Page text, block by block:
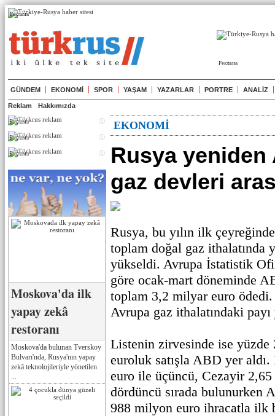
Реклама
Реклама
GÜNDEM EKONOMİ SPOR YAŞAM YAZARLAR PORTRE ANALİZ
Reklam Hakkımızda
Реклама
Реклама
Реклама
Moskova'da ilk
yapay zekâ
restoranı
Moskova'da bulunan Tverskoy
Bulvarı'nda, Rusya'nın yapay
zekâ teknolojileriyle yönetilen
EKONOMİ
Rusya yeniden
gaz devleri
Rusya, bu yılın ilk
toplam doğal gaz ithalatında
yükseldi. Avrupa İstatistik
göre ocak-mart döneminde
toplam 3,2 milyar euro ödedi.
Avrupa gaz ithalatındaki payı
Listenin zirvesinde ise
euroluk satışla ABD yer
euro ile üçüncü, Cezayir
dördüncü sırada bulunurken
988 milyon euro ihracatla ilk